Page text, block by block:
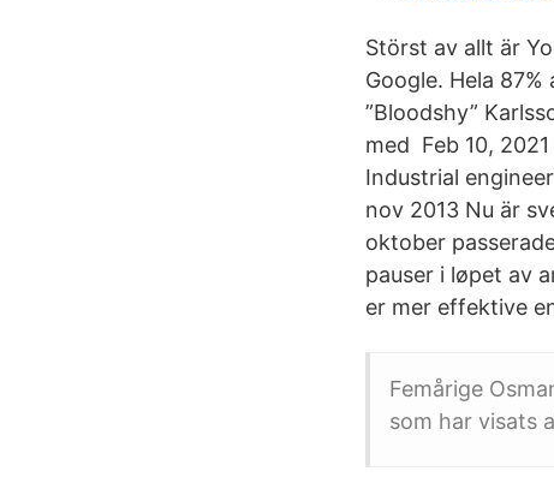
Störst av allt är
Google. Hela
”Bloodshy”
med Feb 10,
Industrial
nov 2013 Nu är
oktober
pauser i løpet av
er mer effektive
Femårige
som har visats